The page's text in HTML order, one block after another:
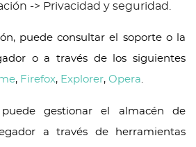
-> Privacidad y seguridad.
puede consultar el soporte o la
o a través de los siguientes
, Firefox, Explorer, Opera.
gestionar el almacén de
a través de herramientas